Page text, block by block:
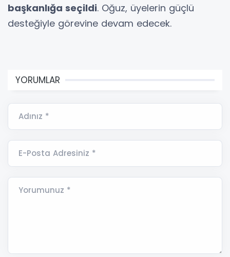
başkanlığa seçildi. Oğuz, üyelerin güçlü
desteğiyle görevine devam edecek.
YORUMLAR
Adınız *
E-Posta Adresiniz *
Yorumunuz *